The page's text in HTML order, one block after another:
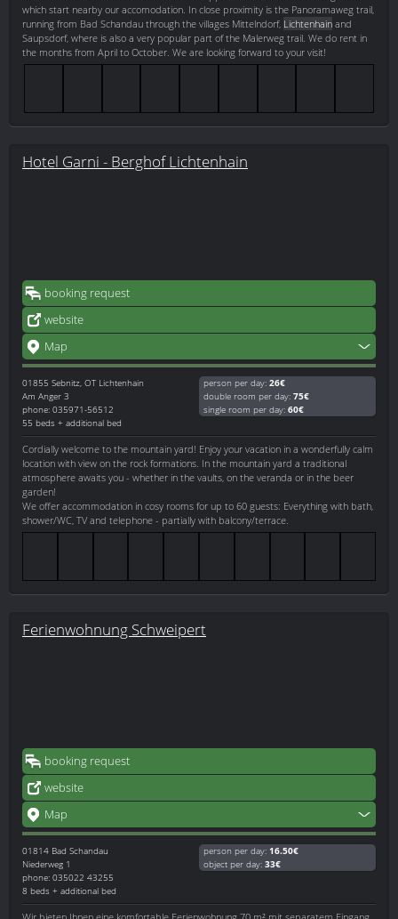
which start nearby our accomodation. In close proximity is the Panoramaweg trail,
running from Bad Schandau through the villages Mittelndorf, Lichtenhain and
Saupsdorf, where is also a very popular part of the Malerweg trail. We do rent in
the months from April to October. We are looking forward to your visit!
Hotel Garni - Berghof Lichtenhain
booking request
website
Map
01855 Sebnitz, OT Lichtenhain
Am Anger 3
phone: 035971-56512
55 beds + additional bed
person per day: 26€
double room per day: 75€
single room per day: 60€
Cordially welcome to the mountain yard! Enjoy your vacation in a wonderfully calm
location with view on the rock formations. In the mountain yard a traditional
atmosphere awaits you - whether in the vaults, on the veranda or in the beer
garden!
We offer accommodation in cosy rooms for up to 60 guests: Everything with bath,
shower/WC, TV and telephone - partially with balcony/terrace.
Ferienwohnung Schweipert
booking request
website
Map
01814 Bad Schandau
Niederweg 1
phone: 035022 43255
8 beds + additional bed
person per day: 16.50€
object per day: 33€